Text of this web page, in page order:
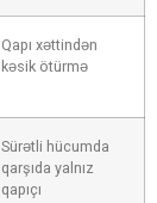
Qapı xəttindən
kəsik ötürmə
Sürətli hücumda
qarşıda yalnız
qapıçı